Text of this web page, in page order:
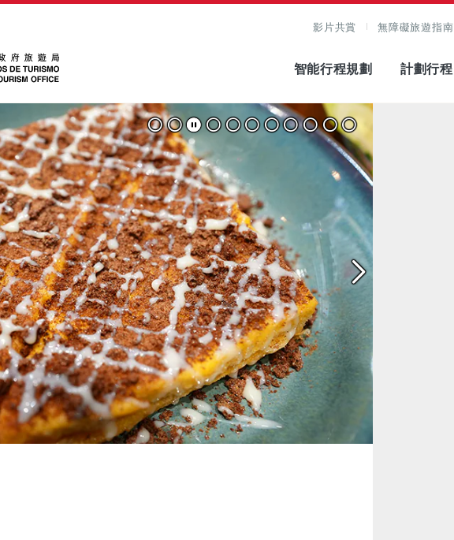
影片共賞 無障礙旅遊指南
智能行程規劃 計劃行程
查看原圖